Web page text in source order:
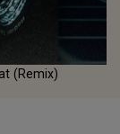
(Remix)